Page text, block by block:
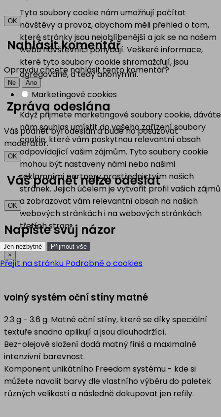
OK
Nahlásit komentář
Opravdu chcete nahlásit tento komentář?
Ne Ano
Zpráva odeslána
Váš podnět byl odeslán a bude ho posuzovat
moderátor.
OK
Váš podnět nelze odeslat
OK
Napište svůj názor
×
volný systém oční stíny matné
2.3 g - 3.6 g. Matné oční stíny, které se díky speciální
textuře snadno aplikují a jsou dlouhodržící.
Bez-olejové složení dodá matný finiš a maximalně
intenzivní barevnost.
Komponent unikátního Freedom systému - kde si
můžete navolit barvy dle vlastního výběru do paletek
různých velikostí a následně dokupovat jen refily.
Tyto soubory cookie nám umožňují počítat
návštěvy a provoz, abychom měli přehled o tom,
které stránky jsou nejoblíbenější a jak se na našem
webu návštěvníci pohybují. Veškeré informace,
které tyto soubory cookie shromažďují, jsou
agregované, a tedy anonymní.
Marketingové cookies
Když přijmete marketingové soubory cookie, dáváte
nám souhlas umístit do vašeho zařízení soubory
cookie, které vám poskytnou relevantní obsah
odpovídající vašim zájmům. Tyto soubory cookie
mohou být nastaveny námi nebo našimi
reklamními partnery prostřednictvím našich
stránek. Jejich účelem je vytvořit profil vašich zájmů
a zobrazovat vám relevantní obsah na našich
webových stránkách i na webových stránkách
třetích stran.
Jen nezbytné Přijmout vše
Přejít na stránku Podrobně o cookies